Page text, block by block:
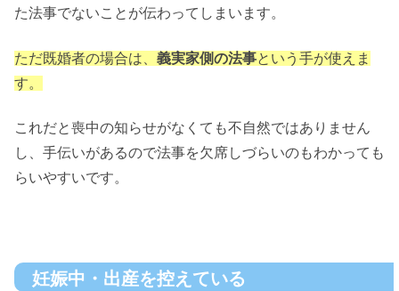
た法事でないことが伝わってしまいます。
ただ既婚者の場合は、 義実家側の法事という手が使えま
す。
これだと喪中の知らせがなくても不自然ではありません
し、手伝いがあるので法事を欠席しづらいのもわかっても
らいやすいです。
妊娠中・出産を控えている